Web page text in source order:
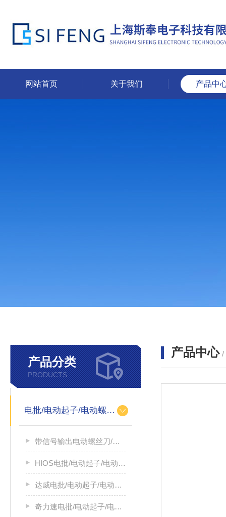
网站首页 关于我们 产品中
产品分类
PRODUCTS
电批/电动起子/电动螺丝刀
带信号输出电动螺丝刀/带信号输出电源
HIOS电批/电动起子/电动螺丝刀
达威电批/电动起子/电动螺丝刀
奇力速电批/电动起子/电动螺丝刀
产品中心 /